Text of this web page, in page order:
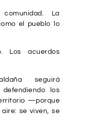
La
el pueblo lo
Los acuerdos
seguirá
defendiendo los
—porque
se viven, se